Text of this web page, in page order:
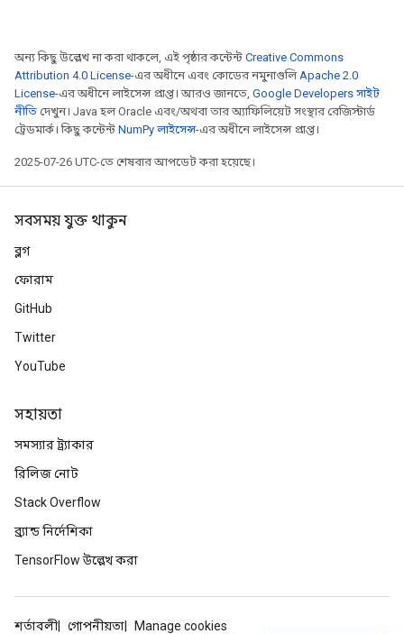
অন্য কিছু উল্লেখ না করা থাকলে, এই পৃষ্ঠার কন্টেন্ট Creative Commons
Attribution 4.0 License-এর অধীনে এবং কোডের নমুনাগুলিApache 2.0
License-এর অধীনে লাইসেন্স প্রাপ্ত। আরও জানতে, Google Developers সাইট
নীতি দেখুন। Java হল Oracle এবং/অথবা তার অ্যাফিলিয়েট সংস্থার রেজিস্টার্ড
ট্রেডমার্ক। কিছু কন্টেন্ট NumPy লাইসেন্স-এর অধীনে লাইসেন্স প্রাপ্ত।
2025-07-26 UTC-তে শেষবার আপডেট করা হয়েছে।
সবসময় যুক্ত থাকুন
ব্লগ
ফোরাম
GitHub
Twitter
YouTube
সহায়তা
সমস্যার ট্র্যাকার
রিলিজ নোট
Stack Overflow
ব্র্যান্ড নির্দেশিকা
TensorFlow উল্লেখ করা
শর্তাবলী গোপনীয়তা
Manage cookies